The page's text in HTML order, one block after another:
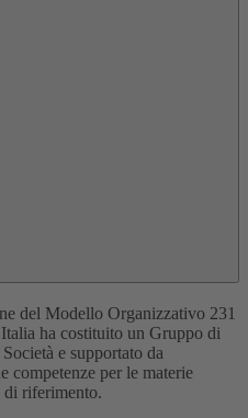
del Modello Organizzativo 231
ha costituito un Gruppo di
e supportato da
competenze per le materie
di riferimento.